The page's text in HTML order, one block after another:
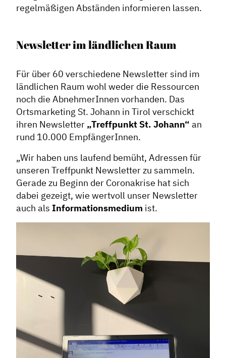
Presse
Expertenwissen
regelmäßigen Abständen informieren lassen.
Newsletter im ländlichen Raum
Für über 60 verschiedene Newsletter sind im
ländlichen Raum wohl weder die Ressourcen
noch die AbnehmerInnen vorhanden. Das
Ortsmarketing St. Johann in Tirol verschickt
ihren Newsletter „Treffpunkt St. Johann“ an
rund 10.000 EmpfängerInnen.
„Wir haben uns laufend bemüht, Adressen für
unseren Treffpunkt Newsletter zu sammeln.
Gerade zu Beginn der Coronakrise hat sich
dabei gezeigt, wie wertvoll unser Newsletter
auch als Informationsmedium ist.